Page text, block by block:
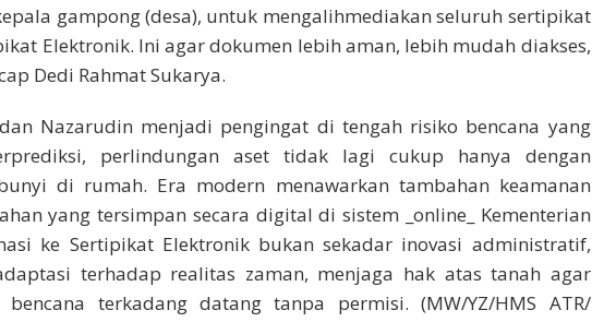
gampong (desa), untuk mengalihmediakan seluruh sertipikat
Elektronik. Ini agar dokumen lebih aman, lebih mudah diakses,
Dedi Rahmat Sukarya.
Nazarudin menjadi pengingat di tengah risiko bencana yang
perlindungan aset tidak lagi cukup hanya dengan
di rumah. Era modern menawarkan tambahan keamanan
yang tersimpan secara digital di sistem _online_ Kementerian
ke Sertipikat Elektronik bukan sekadar inovasi administratif,
terhadap realitas zaman, menjaga hak atas tanah agar
terkadang datang tanpa permisi. (MW/YZ/HMS ATR/